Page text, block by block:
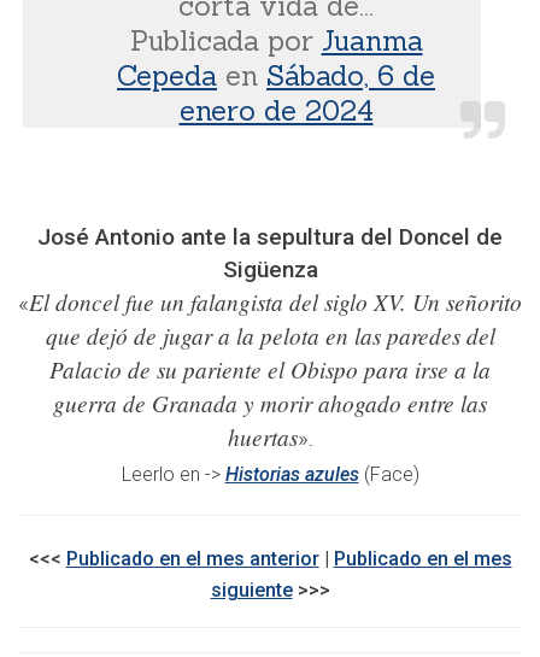
Publicada por Juanma
Cepeda en Sábado, 6 de
enero de 2024
José Antonio ante la sepultura del Doncel de
Sigüenza
«El doncel fue un falangista del siglo XV. Un señorito
que dejó de jugar a la pelota en las paredes del
Palacio de su pariente el Obispo para irse a la
guerra de Granada y morir ahogado entre las
huertas».
Leerlo en -> Historias azules(Face)
<<< Publicado en el mes anterior| Publicado en el mes
siguiente >>>​​